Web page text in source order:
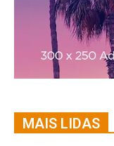
MAIS LIDAS